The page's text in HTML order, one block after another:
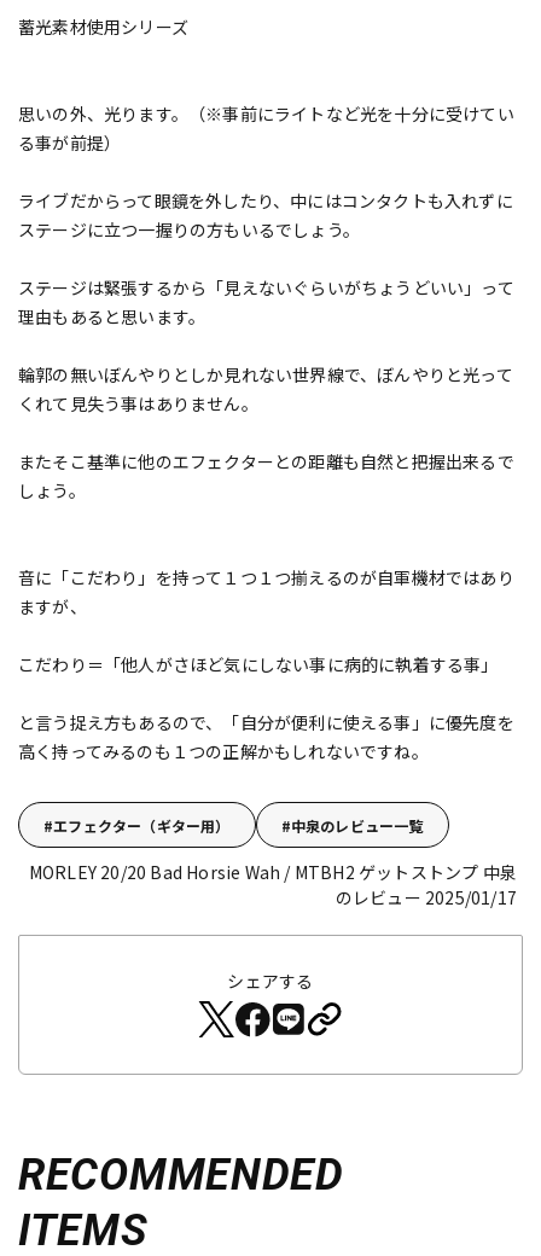
蓄光素材使用シリーズ
思いの外、光ります。（※事前にライトなど光を十分に受けてい
る事が前提）
ライブだからって眼鏡を外したり、中にはコンタクトも入れずに
ステージに立つ一握りの方もいるでしょう。
ステージは緊張するから「見えないぐらいがちょうどいい」って
理由もあると思います。
輪郭の無いぼんやりとしか見れない世界線で、ぼんやりと光って
くれて見失う事はありません。
またそこ基準に他のエフェクターとの距離も自然と把握出来るで
しょう。
音に「こだわり」を持って１つ１つ揃えるのが自軍機材ではあり
ますが、
こだわり＝「他人がさほど気にしない事に病的に執着する事」
と言う捉え方もあるので、「自分が便利に使える事」に優先度を
高く持ってみるのも１つの正解かもしれないですね。
エフェクター（ギター用） 中泉のレビュー一覧
MORLEY 20/20 Bad Horsie Wah / MTBH2 ゲットストンプ 中泉
のレビュー 2025/01/17
シェアする
RECOMMENDED
ITEMS